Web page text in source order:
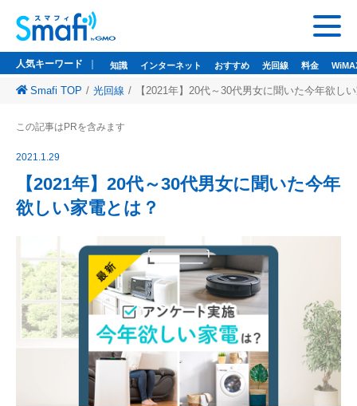
人気キーワード
監修者一覧
Smafi WiMAX
GMOとくとくBB
Wi-Fi（WiMAX）レンタル
お問い合わせ
人気キーワード 知識 インターネット おすすめ 光回線 料金
Smafi TOP 光回線 【2021年】20代～30代男女に聞いた今年欲し
この記事はPRを含みます
2021.1.29
【2021年】20代～30代男女に聞いた今年
欲しい家電とは？